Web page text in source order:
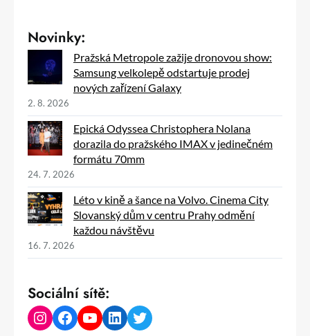
Novinky:
Pražská Metropole zažije dronovou show:
Samsung velkolepě odstartuje prodej
nových zařízení Galaxy
2. 8. 2026
Epická Odyssea Christophera Nolana
dorazila do pražského IMAX v jedinečném
formátu 70mm
24. 7. 2026
Léto v kině a šance na Volvo. Cinema City
Slovanský dům v centru Prahy odmění
každou návštěvu
16. 7. 2026
Sociální sítě:
Instagram Facebook YouTube LinkedIn Twitter